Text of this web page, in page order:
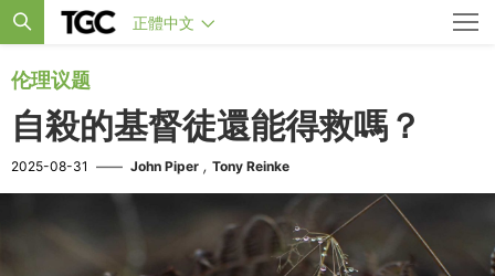
正體中文
伦理议题
自殺的基督徒還能得救嗎？
2025-08-31 —— John Piper , Tony Reinke